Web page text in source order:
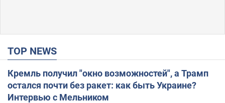
TOP NEWS
Кремль получил "окно возможностей", а Трамп
остался почти без ракет: как быть Украине?
Интервью с Мельником